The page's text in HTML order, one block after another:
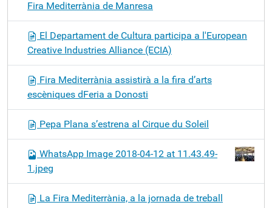
Fira Mediterrània de Manresa
El Departament de Cultura participa a l'European
Creative Industries Alliance (ECIA)
Fira Mediterrània assistirà a la fira d’arts
escèniques dFeria a Donosti
Pepa Plana s’estrena al Cirque du Soleil
WhatsApp Image 2018-04-12 at 11.43.49-
1.jpeg
La Fira Mediterrània, a la jornada de treball